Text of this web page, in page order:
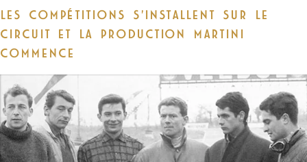
LES COMPÉTITIONS S'INSTALLENT SUR LE
CIRCUIT ET LA PRODUCTION MARTINI
COMMENCE